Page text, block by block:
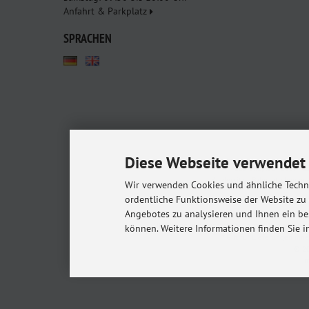
Anfahrt & Parkplatz
SPRACHEN
Babyshop.de - euer
Kindersitze, Babybettchen
Alle Preise inkl. gesetzl. MwSt. zzgl.
©
Diese Webseite
Wir verwenden Cookies und ähnliche
ordentliche Funktionsweise der Website
Angebotes zu analysieren und Ihnen ein
können. Weitere Informationen finden Sie